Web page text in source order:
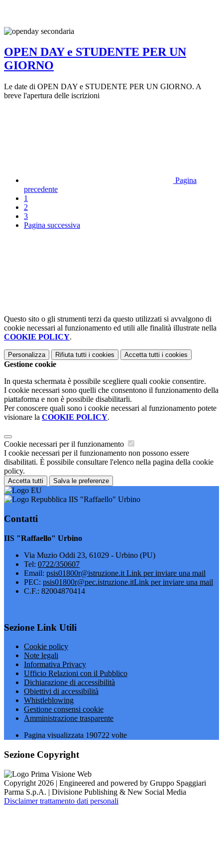
OPEN DAY e STUDENTE PER UN
GIORNO
Le date di OPEN DAY e STUDENTE PER UN GIORNO. A
breve l'apertura delle iscrizioni
Pagina
precedente
1
2
3
Pagina successiva
Questo sito o gli strumenti terzi da questo utilizzati si avvalgono di
cookie necessari al funzionamento ed utili alle finalità illustrate nella
COOKIE POLICY.
Personalizza Rifiuta tutti i cookies Accetta tutti i cookies
Gestione cookie
In questa schermata è possibile scegliere quali cookie consentire.
I cookie necessari sono quelli che consentono il funzionamento della
piattaforma e non è possibile disabilitarli.
Per conoscere quali sono i cookie necessari al funzionamento potete
visionare la COOKIE POLICY.
Cookie necessari per il funzionamento
I cookie necessari per il funzionamento non possono essere
disabilitati. È possibile consultare l'elenco nella pagina della cookie
policy.
Accetta tutti Salva le preferenze
IIS "Raffaello" Urbino
Contatti
IIS "Raffaello" Urbino
Via Muzio Oddi 23, 61029 - Urbino (PU)
Tel: 0722/350607
Email: psis01800r@istruzione.it Link per inviare una mail
PEC: psis01800r@pec.istruzione.itLink per inviare una mail
C.F.: 82004870414
Sezione Link Utili
Cookie policy
Note legali
Informativa Privacy
Ufficio Relazioni con il Pubblico
Dichiarazione di accessibilità
Obiettivi di accessibilità
Whistleblowing
Gestione consensi cookie
Amministrazione trasparente
Pagina visualizzata 190722 volte
Sezione Copyright
Copyright 2026 | Engineered and powered by Gruppo Spaggiari
Parma S.p.A. | Divisione Publishing & New Social Media
Disclaimer trattamento dati personali